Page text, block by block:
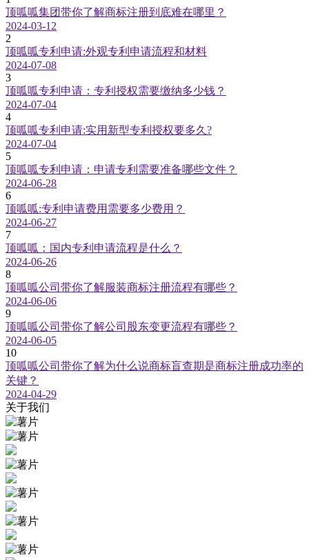
顶呱呱集团带你了解商标注册到底难在哪里？
2024-03-12
2
顶呱呱专利申请:外观专利申请流程和材料
2024-07-08
3
顶呱呱专利申请：专利授权需要缴纳多少钱？
2024-07-04
4
顶呱呱专利申请:实用新型专利授权要多久?
2024-07-04
5
顶呱呱专利申请：申请专利需要准备哪些文件？
2024-06-28
6
顶呱呱:专利申请费用需要多少费用？
2024-06-27
7
顶呱呱：国内专利申请流程是什么？
2024-06-26
8
顶呱呱公司带你了解服装商标注册流程有哪些？
2024-06-06
9
顶呱呱公司带你了解公司股东变更流程有哪些？
2024-06-05
10
顶呱呱公司带你了解为什么说商标盲查期是商标注册成功率的
关键？
2024-04-29
关于我们